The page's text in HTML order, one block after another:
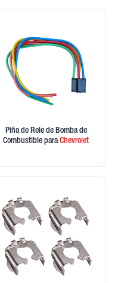
Piña de Rele de Bomba de
Combustible paraChevrolet